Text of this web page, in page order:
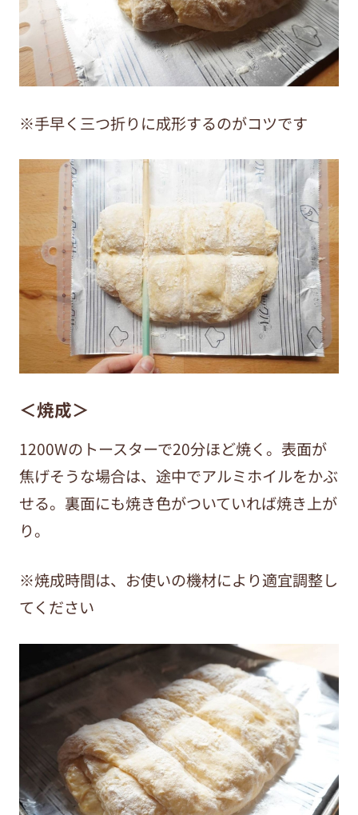
※手早く三つ折りに成形するのがコツです
＜焼成＞
1200Wのトースターで20分ほど焼く。表面が
焦げそうな場合は、途中でアルミホイルをかぶ
せる。裏面にも焼き色がついていれば焼き上が
り。
※焼成時間は、お使いの機材により適宜調整し
てください